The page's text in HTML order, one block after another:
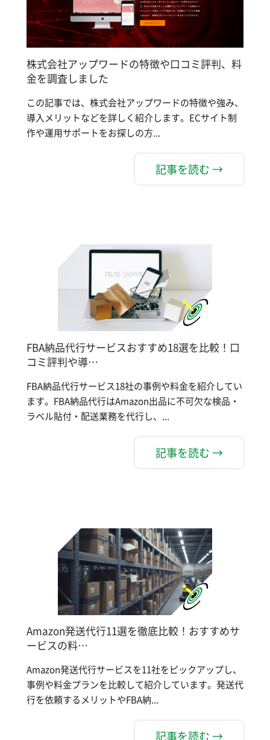
株式会社アップワードの特徴や口コミ評判、料
金を調査しました
この記事では、株式会社アップワードの特徴や強み、
導入メリットなどを詳しく紹介します。ECサイト制
作や運用サポートをお探しの方...
記事を読む →
FBA納品代行サービスおすすめ18選を比較！口
コミ評判や導…
FBA納品代行サービス18社の事例や料金を紹介してい
ます。FBA納品代行はAmazon出品に不可欠な検品・
ラベル貼付・配送業務を代行し、...
記事を読む →
Amazon発送代行11選を徹底比較！おすすめサ
ービスの料…
Amazon発送代行サービスを11社をピックアップし、
事例や料金プランを比較して紹介しています。発送代
行を依頼するメリットやFBA納...
記事を読む →